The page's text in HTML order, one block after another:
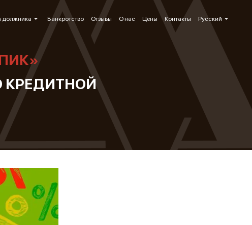
должника Банкротство Отзывы О нас Цены Контакты Русский
КРЕДИТНОЙ